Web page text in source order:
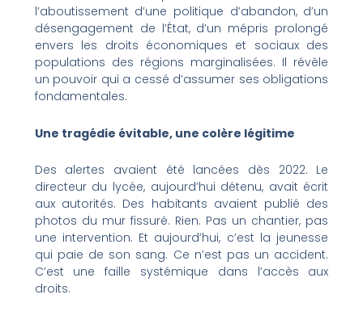
l’aboutissement d’une politique d’abandon, d’un
désengagement de l’État, d’un mépris prolongé
envers les droits économiques et sociaux des
populations des régions marginalisées. Il révèle
un pouvoir qui a cessé d’assumer ses obligations
fondamentales.
Une tragédie évitable, une colère légitime
Des alertes avaient été lancées dès 2022. Le
directeur du lycée, aujourd’hui détenu, avait écrit
aux autorités. Des habitants avaient publié des
photos du mur fissuré. Rien. Pas un chantier, pas
une intervention. Et aujourd’hui, c’est la jeunesse
qui paie de son sang. Ce n’est pas un accident.
C’est une faille systémique dans l’accès aux
droits.